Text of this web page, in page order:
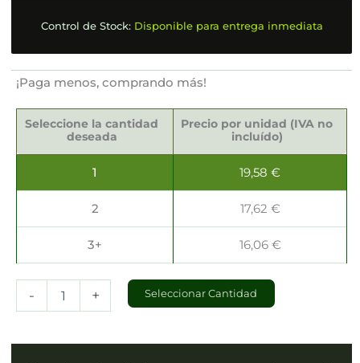
Control de Stock: Disponible para entrega inmediata
¡Paga menos, comprando más!
Seleccione la cantidad
deseada
Precio por unidad (IVA no
incluído)
1 19,58€
2 17,62 €
3+ 16,06 €
-
Decoradas
+ Seleccionar Cantidad